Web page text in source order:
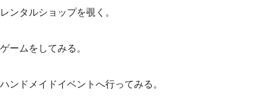
レンタルショップを覗く。
ゲームをしてみる。
ハンドメイドイベントへ行ってみる。